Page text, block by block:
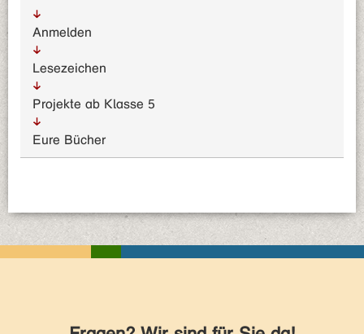
Anmelden
Lesezeichen
Projekte ab Klasse 5
Eure Bücher